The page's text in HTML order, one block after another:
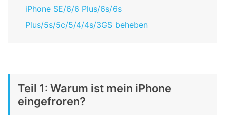
iPhone SE/6/6 Plus/6s/6s
Plus/5s/5c/5/4/4s/3GS beheben
Teil 1: Warum ist mein iPhone
eingefroren?